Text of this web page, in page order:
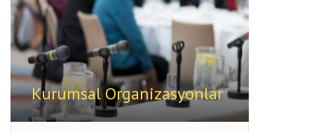
Kurumsal Organizasyonlar